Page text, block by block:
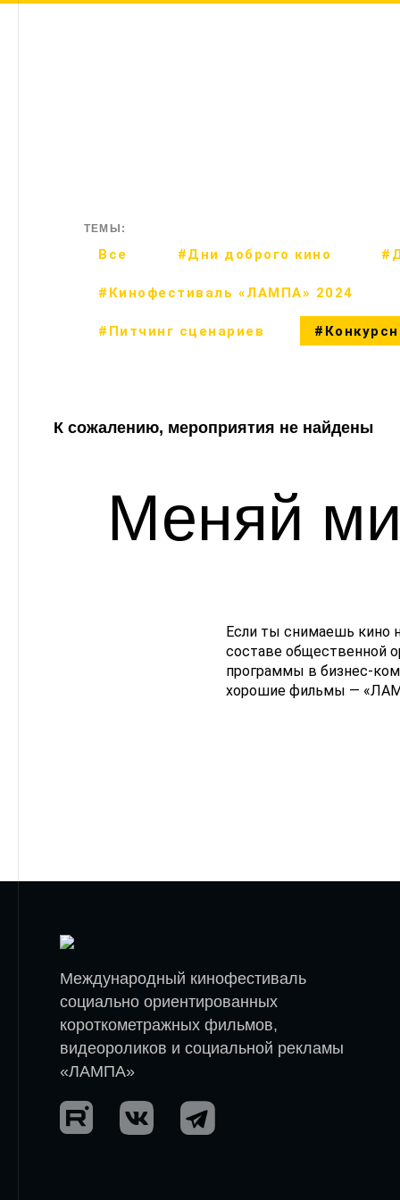
ТЕМЫ:
Все #Дни доброго кино
#Кинофестиваль «ЛАМПА» 2024
#Питчинг сценариев
К сожалению, мероприятия не найдены
Меняй
Если ты снимаешь кино
составе общественной
программы в бизнес-
хорошие фильмы —
Международный кинофестиваль
социально ориентированных
короткометражных фильмов,
видеороликов и социальной рекламы
«ЛАМПА»